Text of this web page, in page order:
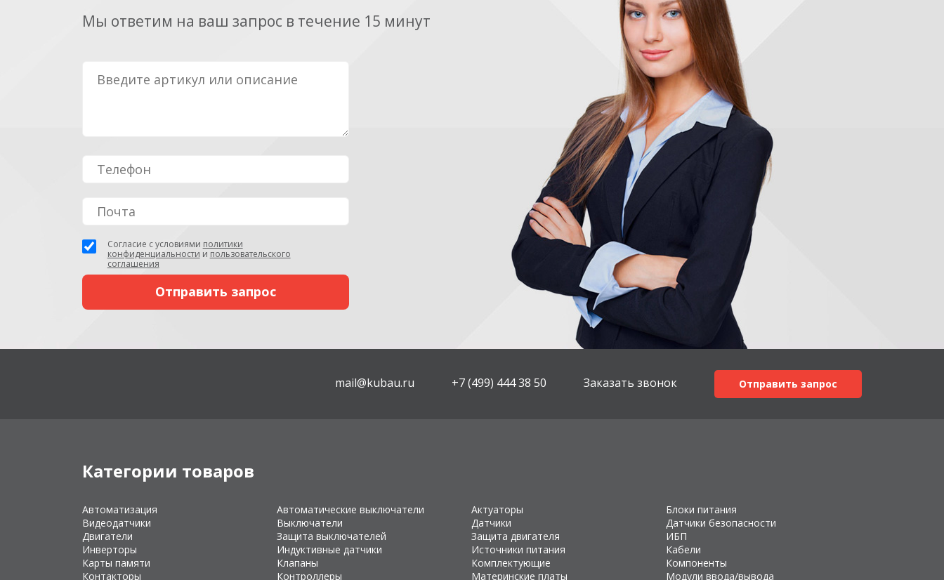
Мы ответим на ваш запрос в течение 15 минут
Согласие с условиями политики
конфиденциальности и пользовательского
соглашения
mail@kubau.ru +7 (499) 444 38 50 Заказать звонок Отправить запрос
Категории товаров
Автоматизация Автоматические выключатели Актуаторы
Блоки питания
Видеодатчики
Выключатели Датчики
Датчики безопасности
Двигатели
Защита выключателей Защита двигателя
ИБП
Инверторы
Индуктивные датчики Источники питания
Кабели
Карты памяти
Клапаны Комплектующие
Компоненты
Контакторы
Контроллеры Материнские платы Модули ввода/вывода